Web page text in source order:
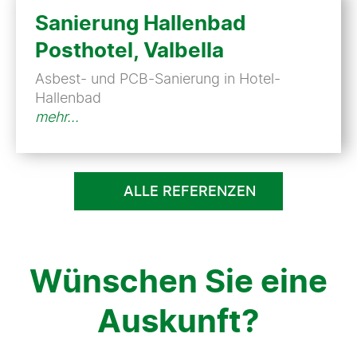
Sanierung Hallenbad
Posthotel, Valbella
Asbest- und PCB-Sanierung in Hotel-
Hallenbad
mehr...
ALLE REFERENZEN
Wünschen Sie eine
Auskunft?